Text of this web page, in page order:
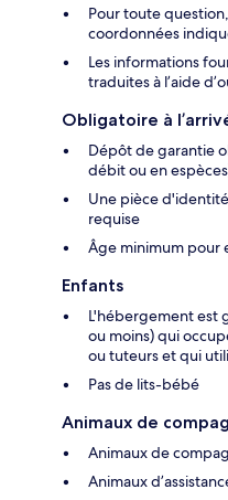
Pour toute
coordonnées
Les informations
traduites à l’aide
Obligatoire à
Dépôt de garantie
débit ou en
Une pièce
requise
Âge minimum pour
Enfants
L'hébergement est
ou moins) qui
ou tuteurs et qui
Pas de lits-bébé
Animaux de
Animaux de
Animaux